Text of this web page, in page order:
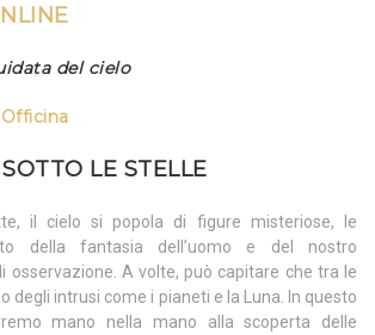
del cielo
LE STELLE
il cielo si popola di figure misteriose, le
della fantasia dell’uomo e del nostro
osservazione. A volte, può capitare che tra le
degli intrusi come i pianeti e la Luna. In questo
mano nella mano alla scoperta delle